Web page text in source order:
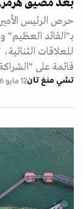
حرص الرئيس
بـ"القائد
للعلاقات
قائمة على
تشي منغ تان12 مايو 2026